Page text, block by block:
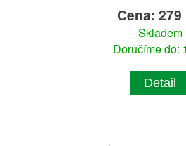
Cena: 279
Skladem
Doručíme do:
Detail